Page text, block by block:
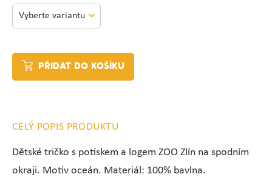
PŘIDAT DO KOŠÍKU
CELÝ POPIS PRODUKTU
Dětské tričko s potiskem a logem ZOO Zlín na spodním
okraji. Motiv oceán. Materiál: 100% bavlna.